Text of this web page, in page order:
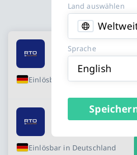
Land auswählen
Sprache
English
Erhältliche RTO
RTO eVoucher -
Einlösbar in Deutschland
RTO eVoucher -
Einlösbar in Deutschland